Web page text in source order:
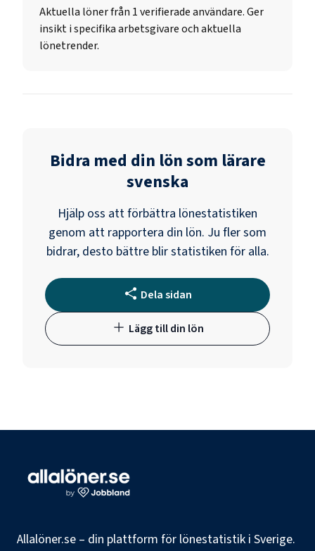
Aktuella löner från 1 verifierade användare. Ger
insikt i specifika arbetsgivare och aktuella
lönetrender.
Bidra med din lön som lärare
svenska
Hjälp oss att förbättra lönestatistiken
genom att rapportera din lön. Ju fler som
bidrar, desto bättre blir statistiken för alla.
Dela sidan
Lägg till din lön
Allalöner.se – din plattform för lönestatistik i Sverige.